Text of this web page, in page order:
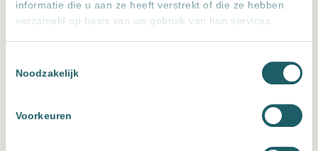
informatie die u aan ze heeft verstrekt of die ze hebben
verzameld op basis van uw gebruik van hun services.
Noodzakelijk
Voorkeuren